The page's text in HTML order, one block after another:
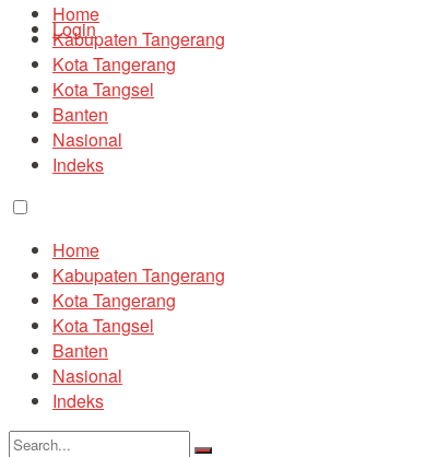
Login
Home
Kabupaten Tangerang
Kota Tangerang
Kota Tangsel
Banten
Nasional
Indeks
Home
Kabupaten Tangerang
Kota Tangerang
Kota Tangsel
Banten
Nasional
Indeks